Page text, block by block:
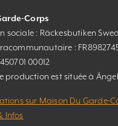
Corps
sociale : Räckesbutiken
:
00012
production est située à
sur Maison Du Garde-
Infos